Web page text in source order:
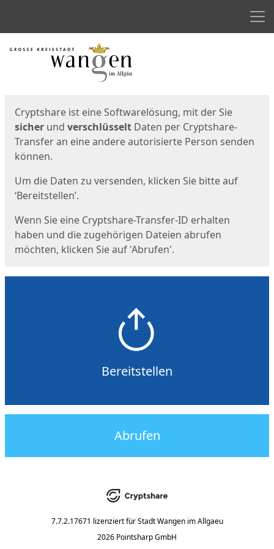
Start
Cryptshare ist eine Softwarelösung, mit der Sie
sicher und verschlüsselt Daten per Cryptshare-
Transfer an eine andere autorisierte Person senden
können.
Um die Daten zu versenden, klicken Sie bitte auf
‘Bereitstellen’.
Wenn Sie eine Cryptshare-Transfer-ID erhalten
haben und die zugehörigen Dateien abrufen
möchten, klicken Sie auf 'Abrufen'.
Bereitstellen
Abrufen
7.7.2.17671 lizenziert für Stadt Wangen im Allgaeu
2026 Pointsharp GmbH